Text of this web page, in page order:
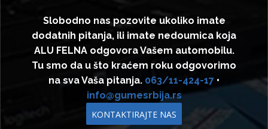
Slobodno nas pozovite ukoliko imate
dodatnih pitanja, ili imate nedoumica koja
ALU FELNA odgovora Vašem automobilu.
Tu smo da u što kraćem roku odgovorimo
na sva Vaša pitanja. 063/11-424-17 •
info@gumesrbija.rs
KONTAKTIRAJTE NAS